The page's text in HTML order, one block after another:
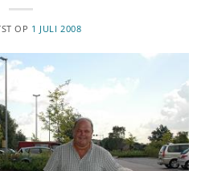
OP 1 JULI 2008